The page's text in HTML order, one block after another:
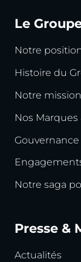
Le
Notre
Histoire du
Notre
Nos Marques
Gouvernance
Notre saga
Presse &
Actualités